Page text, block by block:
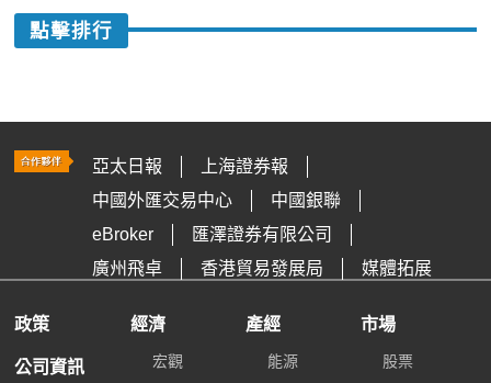
點擊排行
亞太日報
上海證券報
中國外匯交易中心
中國銀聯
eBroker
匯澤證券有限公司
廣州飛卓
香港貿易發展局 媒體拓展
政策
公司資訊
經濟
宏觀
產經
能源
市場
股票